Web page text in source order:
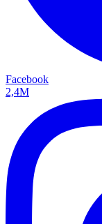
Facebook
2,4M